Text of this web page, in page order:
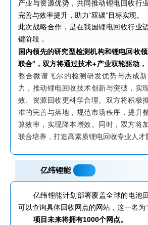
产业与资源优势，共同推动锂电回收行
完善与效率提升，助力“双碳”目标实现。
此次战略合作，是在我国锂电回收行业
键阶段，
国内领先的研究型检测机构和锂电回收
联合”，双方将通过技术+产业双轮驱动，
整合微谱飞尔的检测研发优势与杰成
力，推动锂电回收技术创新与突破，实
效、资源回收更科学合理。双方将积极
准的完善与落地，规范市场秩序，提升
算效率，实现降本增效。同时，双方将
联合培养，打造高素质锂电回收专业人才
亿纬锂能
亿纬锂能计划部署覆盖全球的电池
可以查询具体回收网点的网站，这一名为
项目未来将拥有1000个网点。